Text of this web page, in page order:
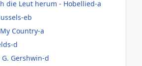
die Leut herum - Hobellied-a
eb
Country-a
d
Gershwin-d